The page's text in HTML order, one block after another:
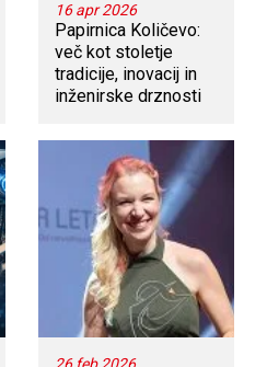
16 apr 2026
Papirnica Količevo:
več kot stoletje
tradicije, inovacij in
inženirske drznosti